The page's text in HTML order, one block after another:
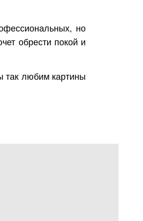
но
обрести покой и
так любим картины